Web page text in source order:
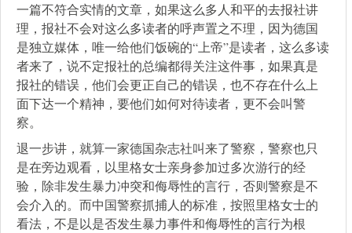
一篇不符合实情的文章，如果这么多人和平的去报社讲
理，报社不会对这么多读者的呼声置之不理，因为德国
是独立媒体，唯一给他们饭碗的“上帝”是读者，这么多读
者来了，说不定报社的总编都得关注这件事，如果真是
报社的错误，他们会更正自己的错误，也不存在什么上
面下达一个精神，要他们如何对待读者，更不会叫警
察。
退一步讲，就算一家德国杂志社叫来了警察，警察也只
是在旁边观看，以里格女士亲身参加过多次游行的经
验，除非发生暴力冲突和侮辱性的言行，否则警察是不
会介入的。而中国警察抓捕人的标准，按照里格女士的
看法，不是以是否发生暴力事件和侮辱性的言行为根